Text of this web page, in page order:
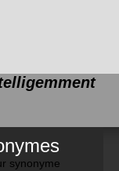
synonyme